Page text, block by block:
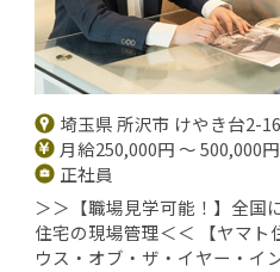
埼玉県 所沢市 けやき台2-
月給250,000円 ～ 500,000円
正社員
＞＞【職場見学可能！】全
住宅の現場管理＜＜ 【ヤマト
ウス・オブ・ザ・イヤー・イ